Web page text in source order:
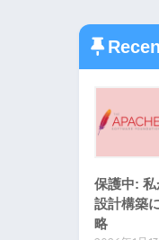
保護中:
設計構築
略